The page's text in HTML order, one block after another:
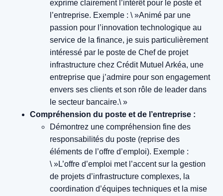
exprime clairement l’intérêt pour le poste et
l’entreprise. Exemple : \ »Animé par une
passion pour l’innovation technologique au
service de la finance, je suis particulièrement
intéressé par le poste de Chef de projet
infrastructure chez Crédit Mutuel Arkéa, une
entreprise que j’admire pour son engagement
envers ses clients et son rôle de leader dans
le secteur bancaire.\ »
Compréhension du poste et de l’entreprise :
Démontrez une compréhension fine des
responsabilités du poste (reprise des
éléments de l’offre d’emploi). Exemple :
\ »L’offre d’emploi met l’accent sur la gestion
de projets d’infrastructure complexes, la
coordination d’équipes techniques et la mise